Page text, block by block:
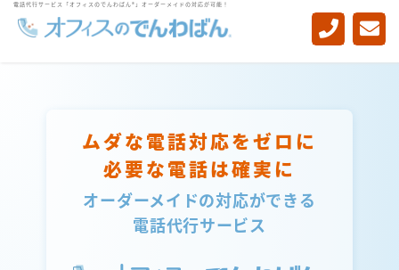
電話代行サービス「オフィスのでんわばん®」オーダーメイドの対応が可能！
-->
ムダな電話対応をゼロに
必要な電話は確実に
オーダーメイドの対応ができる
電話代行サービス